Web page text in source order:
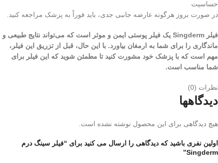
حساسیت
در صورت بروز هرگونه عارضه جانبی جدی، باید فوراً به پزشک مراجعه کنید.
فیلر Singderm یک فیلر پوستی ایمن و موثر است که می‌تواند نتایج طبیعی و
ماندگاری را برای شما به ارمغان بیاورد. با این حال، قبل از تزریق این فیلر،
مهم است که با پزشک خود مشورت کنید تا مطمئن شوید که این فیلر برای
شما مناسب است.
نظرات (0)
دیدگاهها
هیچ دیدگاهی برای این محصول نوشته نشده است.
اولین نفری باشید که دیدگاهی را ارسال می کنید برای “فیلر سینگ درم
Singderm”